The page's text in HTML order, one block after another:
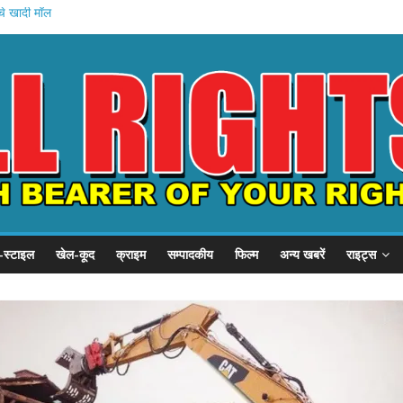
खादी मॉल
की शुरुआत
हजार करोड़
इनामी अरेस्ट
खेल-कूद क्राइम सम्पादकीय फिल्म अन्य खबरें राइट्स